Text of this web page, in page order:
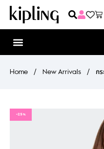
Home / New Arrivals / กร
-25%